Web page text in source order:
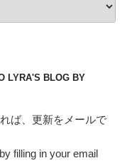
LYRA'S BLOG BY
ば、更新をメールで
filling in your email